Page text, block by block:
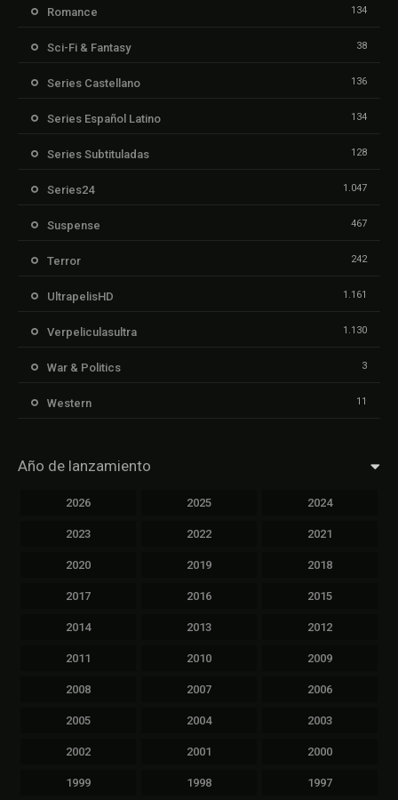
Romance 134
Sci-Fi & Fantasy 38
Series Castellano 136
Series Español Latino 134
Series Subtituladas 128
Series24 1.047
Suspense 467
Terror 242
UltrapelisHD 1.161
Verpeliculasultra 1.130
War & Politics 3
Western 11
Año de lanzamiento
2026 2025 2024
2023 2022 2021
2020 2019 2018
2017 2016 2015
2014 2013 2012
2011 2010 2009
2008 2007 2006
2005 2004 2003
2002 2001 2000
1999 1998 1997